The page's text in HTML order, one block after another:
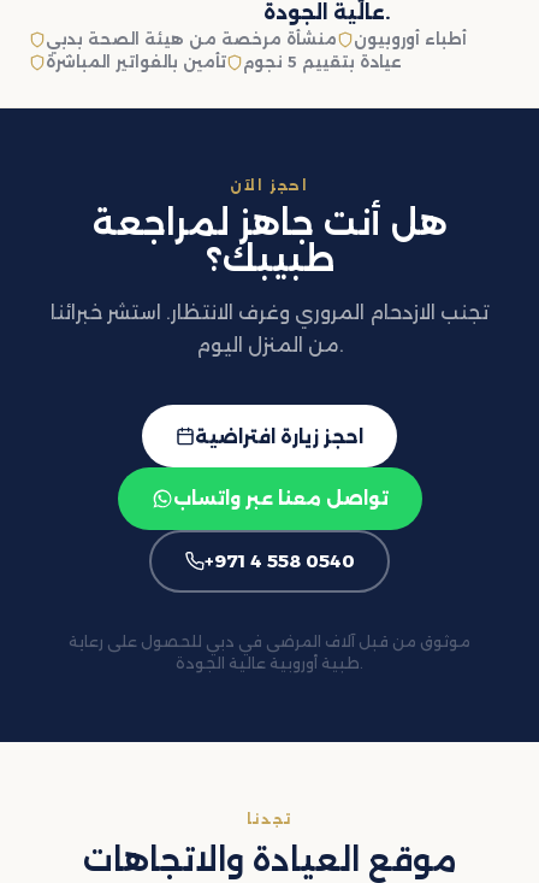
عالية الجودة.
منشأة مرخصة من هيئة الصحة بدبي
أطباء أوروبيون
تأمين بالفواتير المباشرة
عيادة بتقييم 5 نجوم
احجز الآن
هل أنت جاهز لمراجعة
طبيبك؟
تجنب الازدحام المروري وغرف الانتظار. استشر خبرائنا
من المنزل اليوم.
احجز زيارة افتراضية
تواصل معنا عبر واتساب
+971 4 558 0540
موثوق من قبل آلاف المرضى في دبي للحصول على رعاية
طبية أوروبية عالية الجودة.
تجدنا
موقع العيادة والاتجاهات